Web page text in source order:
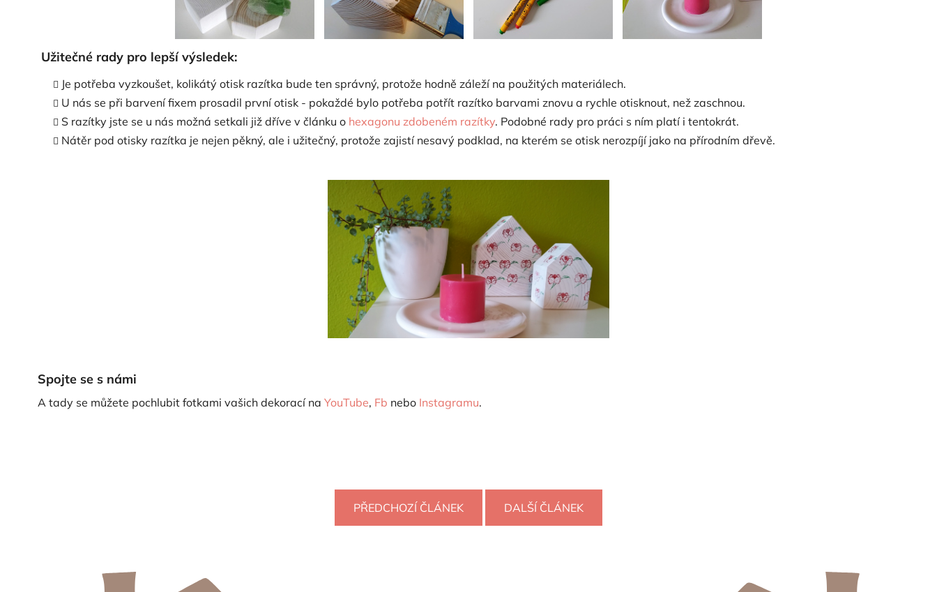
Užitečné rady pro lepší výsledek:
Je potřeba vyzkoušet, kolikátý otisk razítka bude ten správný, protože hodně záleží na použitých materiálech.
U nás se při barvení fixem prosadil první otisk - pokaždé bylo potřeba potřít razítko barvami znovu a rychle otisknout, než zaschnou.
S razítky jste se u nás možná setkali již dříve v článku o hexagonu zdobeném razítky. Podobné rady pro práci s ním platí i tentokrát.
Nátěr pod otisky razítka je nejen pěkný, ale i užitečný, protože zajistí nesavý podklad, na kterém se otisk nerozpíjí jako na přírodním dřevě.
Spojte se s námi
A tady se můžete pochlubit fotkami vašich dekorací na YouTube, Fb nebo Instagramu.
PŘEDCHOZÍ ČLÁNEK DALŠÍ ČLÁNEK